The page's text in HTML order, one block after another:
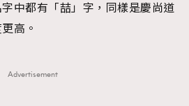
中都有「喆」字，同樣是慶尚道
高。
Advertisement